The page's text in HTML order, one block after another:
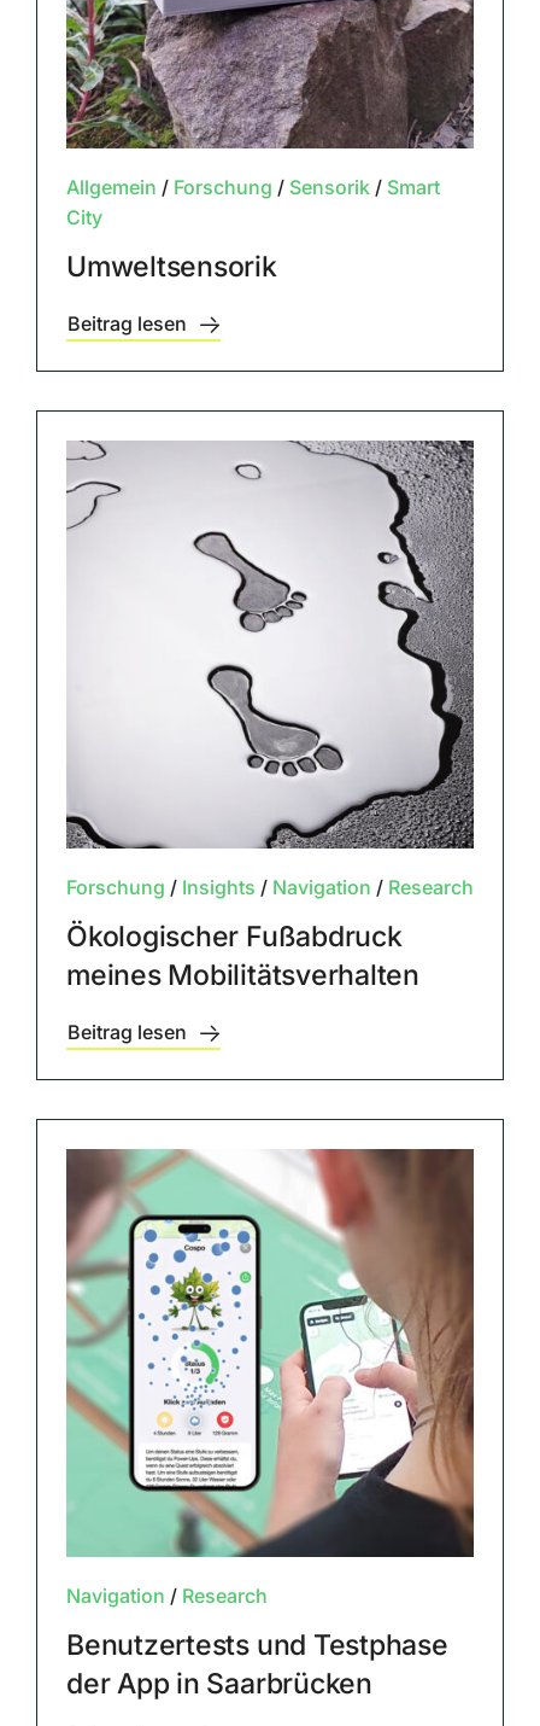
Allgemein / Forschung / Sensorik/ Smart
City
Umweltsensorik
Beitrag lesen
Forschung / Insights / Navigation / Research
Ökologischer Fußabdruck
meines Mobilitätsverhalten
Beitrag lesen
Navigation / Research
Benutzertests und Testphase
der App in Saarbrücken